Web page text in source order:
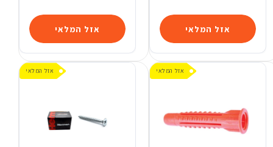
אזל המלאי אזל המלאי
אזל המלאי אזל המלאי